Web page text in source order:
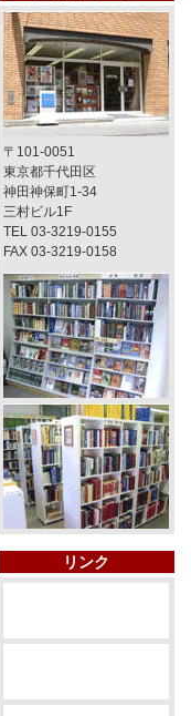
〒101-0051
東京都千代田区
神田神保町1-34
三村ビル1F
TEL 03-3219-0155
FAX 03-3219-0158
リンク